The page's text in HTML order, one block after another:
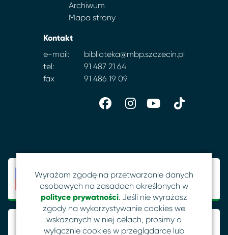
Archiwum
Mapa strony
Kontakt
e-mail:
biblioteka@mbp.szczecin.pl
tel:
91 487 21 64
fax
91 486 19 09
Wyrażam zgodę na przetwarzanie danych
osobowych na zasadach określonych w
polityce prywatności. Jeśli nie wyrażasz
zgody na wykorzystywanie cookies we
wskazanych w niej celach, prosimy o
wyłącznie cookies w przeglądarce lub